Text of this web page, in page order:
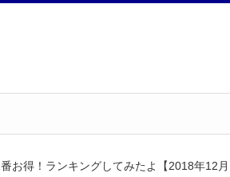
お得！ランキングしてみたよ【2018年12